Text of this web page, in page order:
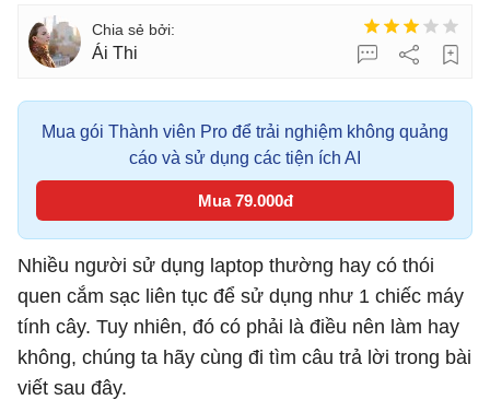
Ái Thi
Mua gói Thành viên Pro để trải nghiệm không quảng
cáo và sử dụng các tiện ích AI
Mua 79.000đ
Nhiều người sử dụng laptop thường hay có thói
quen cắm sạc liên tục để sử dụng như 1 chiếc máy
tính cây. Tuy nhiên, đó có phải là điều nên làm hay
không, chúng ta hãy cùng đi tìm câu trả lời trong bài
viết sau đây.